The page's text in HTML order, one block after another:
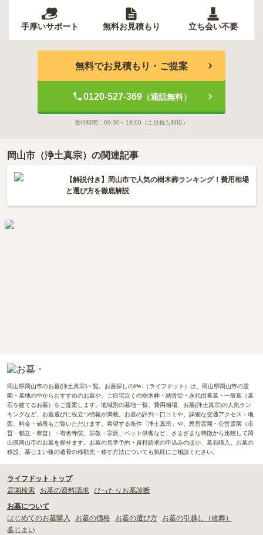
手厚いサポート 無料お見積もり 立ち会い不要
無料でお見積もり・ご提案
0120-527-369（通話無料）
受付時間： 09:30～18:00 （土日祝も対応）
岡山市（浄土真宗）の関連記事
【解説付き】岡山市で人気の樹木葬ランキング！費用相場
と選び方を徹底解説
岡山県岡山市のお墓(浄土真宗)一覧。お墓探しのlife.（ライフドット）は、岡山県岡山市の霊
園・墓地の中からおすすめのお墓や、ご自宅近くの樹木葬・納骨堂・永代供養墓・一般墓（墓
石を建てるお墓）をご提案します。地域別の墓地一覧、費用相場、お墓(浄土真宗)の人気ラン
キングなど、お墓選びに役立つ情報が満載。お墓の評判・口コミや、詳細な交通アクセス・地
図、料金・値段もご覧いただけます。希望する条件「浄土真宗」や、民営霊園・公営霊園（市
営・都立・都営）・有名寺院、宗教・宗派、ペット供養など、さまざまな特徴から比較して岡
山県岡山市のお墓を探せます。お墓の見学予約・資料請求の申込みのほか、墓石購入、お墓の
移設、墓じまい後の遺骨の移動先・移す方法についても気軽にご相談ください。
ライフドット トップ
霊園検索
お墓の資料請求 ぴったりお墓診断
お墓について
はじめてのお墓購入
お墓の価格 お墓の選び方
お墓の引越し（改葬）
墓じまい